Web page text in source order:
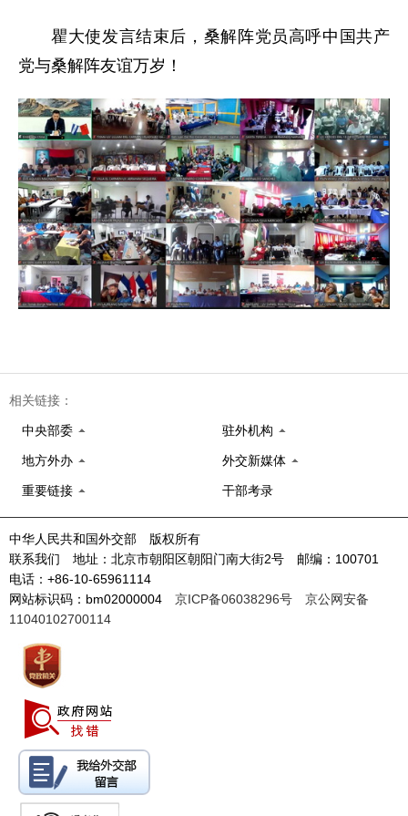
瞿大使发言结束后，桑解阵党员高呼中国共产
党与桑解阵友谊万岁！
相关链接：
中央部委 驻外机构
地方外办 外交新媒体
重要链接 干部考录
中华人民共和国外交部 版权所有
联系我们 地址：北京市朝阳区朝阳门南大街2号 邮编：100701
电话：+86-10-65961114
网站标识码：bm02000004 京ICP备06038296号
京公网安备
11040102700114